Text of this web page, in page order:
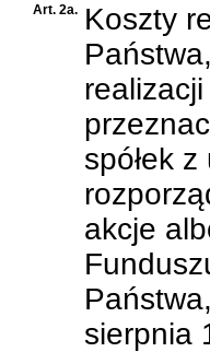
Art. 2a. Koszty
spółek
akcje
sierpnia